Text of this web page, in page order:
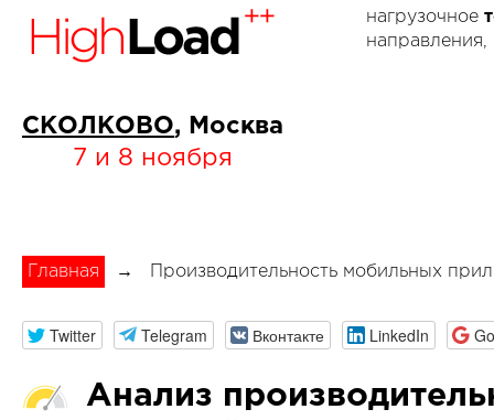
СКОЛКОВО, Москва
7 и 8 ноября
нагрузочное
Главная → Производительность мобильных
Twitter Telegram Вконтакте LinkedIn
Анализ